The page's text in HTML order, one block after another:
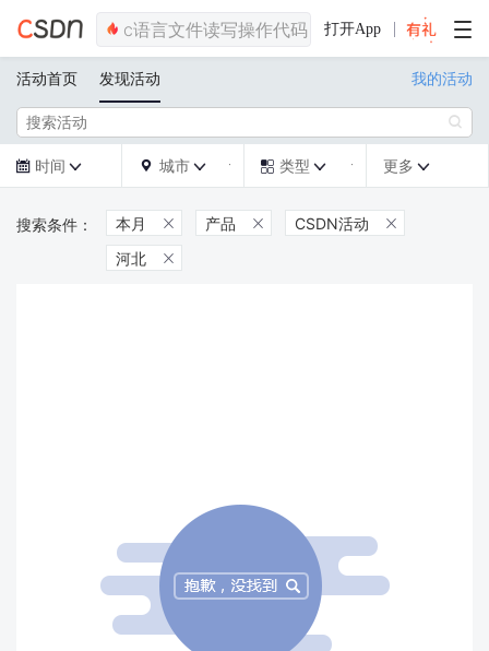
打开App
活动首页 发现活动 我的活动

 时间   城市   类型  更多 
本月  产品  CSDN活动 
河北 